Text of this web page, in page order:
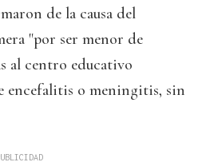
de la causa del
"por ser menor de
al centro educativo
encefalitis o meningitis, sin